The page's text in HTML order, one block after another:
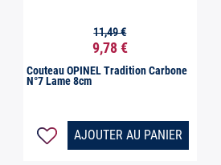
Aperçu rapide
9,78 €
11,49 €
Couteau OPINEL Tradition Carbone
N°7 Lame 8cm
AJOUTER AU PANIER